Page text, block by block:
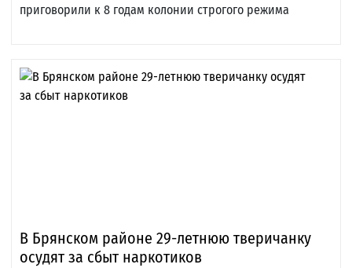
приговорили к 8 годам колонии строгого режима
В Брянском районе 29-летнюю тверичанку
осудят за сбыт наркотиков